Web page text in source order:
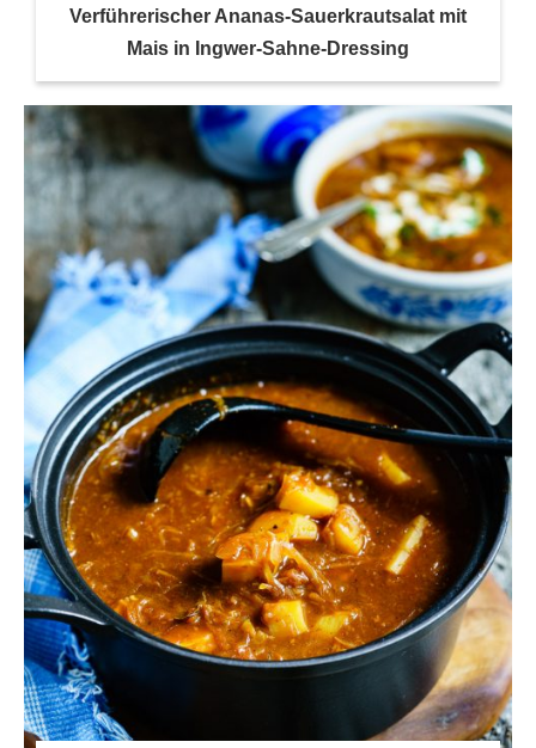
Verführerischer Ananas-Sauerkrautsalat mit
Mais in Ingwer-Sahne-Dressing